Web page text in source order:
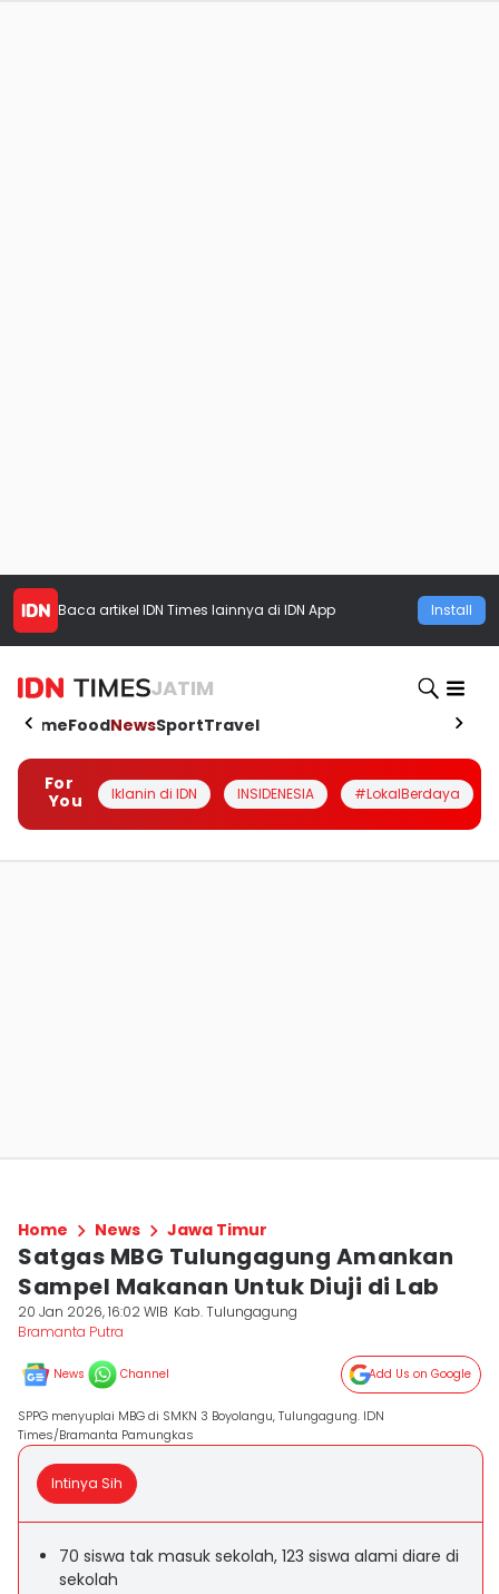
Baca artikel IDN Times lainnya di IDN App Install
JATIM
HomeFoodNewsSportTravel
For
You
Iklanin di IDN INSIDENESIA #LokalBerdaya
Home News Jawa Timur
Satgas MBG Tulungagung Amankan
Sampel Makanan Untuk Diuji di Lab
20 Jan 2026, 16:02 WIB Kab. Tulungagung
Bramanta Putra
News Channel Add Us on Google
SPPG menyuplai MBG di SMKN 3 Boyolangu, Tulungagung. IDN
Times/Bramanta Pamungkas
Intinya Sih
70 siswa tak masuk sekolah, 123 siswa alami diare di
sekolah